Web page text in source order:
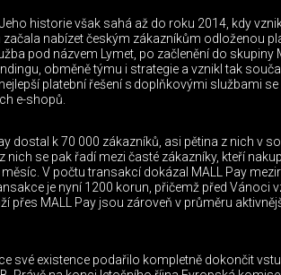
historie však sahá až do roku 2014, kdy
nabízet českým zákazníkům odloženou
pod názvem Lymet, po začlenění do skupiny
obměně týmu i strategie a vznikl tak
platební řešení s doplňkovými službami se
e-shopů.
dostal k 70 000 zákazníků, asi pětina z nich v
nich se pak řadí mezi časté zákazníky, kteří
V počtu transakcí dokázal MALL Pay
je nyní 1200 korun, přičemž před Vánoci
přes MALL Pay jsou zároveň v průměru
své existence podařilo kompletně dokončit